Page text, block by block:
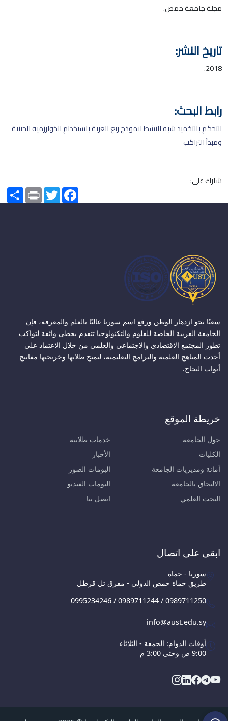
مجلة جامعة حمص.
تاريخ النشر:
2018.
رابط البحث:
التحكم بالتخميد شبه النشط لنموذج ربع العربة باستخدام الخوارزمية الجينية
ومبدأ التراكب
شارك على:
Share PrintTwitterFacebook
سعيًا نحو ازدهار الوطن ورفع اسم سوريا عاليًا بالعلم والمعرفة، فإن
الجامعة العربية الخاصة للعلوم والتكنولوجيا تتقدم بخطى واثقة لتواكب
تطور المجتمع الاقتصادي والاجتماعي والعلمي من خلال الاعتماد على
أحدث المناهج العلمية والبرامج التعليمية، لتمنح طلابها وخريجيها مفاتيح
أبواب النجاح.
خريطة الموقع
حول الجامعة
الكليات
أمانة ومديريات الجامعة
الالتحاق بالجامعة
البحث العلمي
خدمات طلابية
الأخبار
البومات الصور
البومات الفيديو
اتصل بنا
ابقى على اتصال
سوريا - حماة
طريق حماة حمص الدولي - مفرق تل قرطل
0995234246 / 0989711244 / 0989711250
info@aust.edu.sy
أوقات الدوام: الجمعة - الثلاثاء
9:00 ص وحتى 3:00 م